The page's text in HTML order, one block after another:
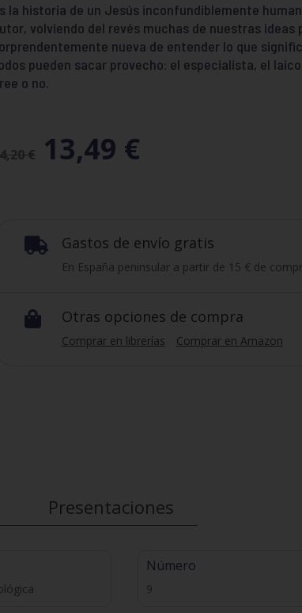
la historia de un Jesús inconfundiblemente
volviendo del revés muchas de nuestras ideas
nueva de entender lo que
pueden sacar provecho: el especialista, el
o no.
€ 13,49 €
 Gastos de envío gratis
En España peninsular a partir de 15 € de
 Otras opciones de compra
Comprar en librerías Comprar en Amazon
Presentaciones
Número
9